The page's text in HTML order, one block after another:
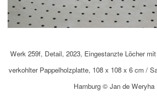
Werk 259f, Detail, 2023, Eingestanzte Löcher
verkohlter Pappelholzplatte, 108 x 108 x 6 cm /
Hamburg © Jan de Weryha